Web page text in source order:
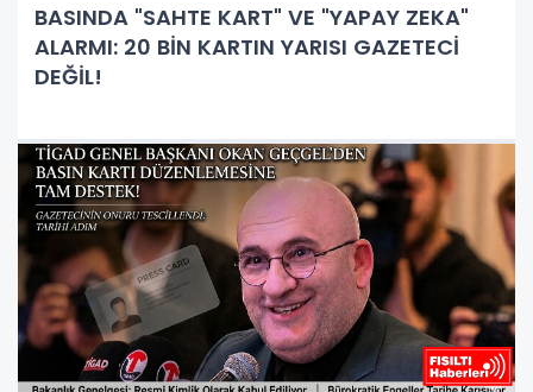
BASINDA "SAHTE KART" VE "YAPAY ZEKA"
ALARMI: 20 BİN KARTIN YARISI GAZETECİ
DEĞİL!